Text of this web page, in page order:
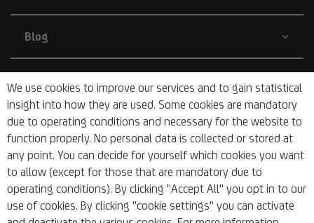
We use cookies to improve our services and to gain statistical
insight into how they are used. Some cookies are mandatory
due to operating conditions and necessary for the website to
function properly. No personal data is collected or stored at
any point. You can decide for yourself which cookies you want
to allow (except for those that are mandatory due to
operating conditions). By clicking "Accept All" you opt in to our
use of cookies. By clicking "cookie settings" you can activate
Blog
Nachhaltigkeit
Barrierefrei